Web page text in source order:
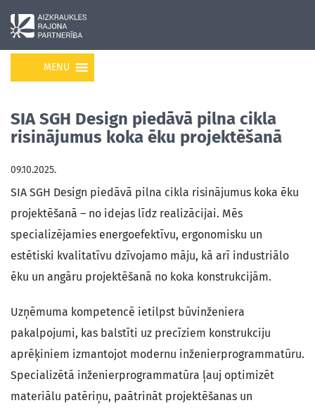
MENU
SIA SGH Design piedāvā pilna cikla
risinājumus koka ēku projektēšanā
09.10.2025.
SIA SGH Design piedāvā pilna cikla risinājumus koka ēku
projektēšanā – no idejas līdz realizācijai. Mēs
specializējamies energoefektīvu, ergonomisku un
estētiski kvalitatīvu dzīvojamo māju, kā arī industriālo
ēku un angāru projektēšanā no koka konstrukcijām.
Uzņēmuma kompetencē ietilpst būvinženiera
pakalpojumi, kas balstīti uz precīziem konstrukciju
aprēķiniem izmantojot modernu inženierprogrammatūru.
Specializētā inženierprogrammatūra ļauj optimizēt
materiālu patēriņu, paātrināt projektēšanas un